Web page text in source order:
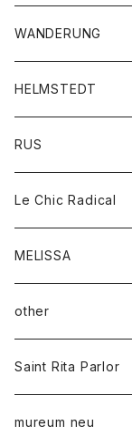
WANDERUNG
HELMSTEDT
RUS
Le Chic Radical
MELISSA
other
Saint Rita Parlor
mureum neu